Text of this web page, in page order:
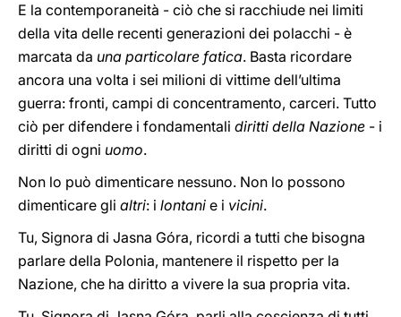
E la contemporaneità - ciò che si racchiude nei limiti
della vita delle recenti generazioni dei polacchi - è
marcata da una particolare fatica. Basta ricordare
ancora una volta i sei milioni di vittime dell’ultima
guerra: fronti, campi di concentramento, carceri. Tutto
ciò per difendere i fondamentali diritti della Nazione - i
diritti di ogni uomo.
Non lo può dimenticare nessuno. Non lo possono
dimenticare gli altri: i lontani e i vicini.
Tu, Signora di Jasna Góra, ricordi a tutti che bisogna
parlare della Polonia, mantenere il rispetto per la
Nazione, che ha diritto a vivere la sua propria vita.